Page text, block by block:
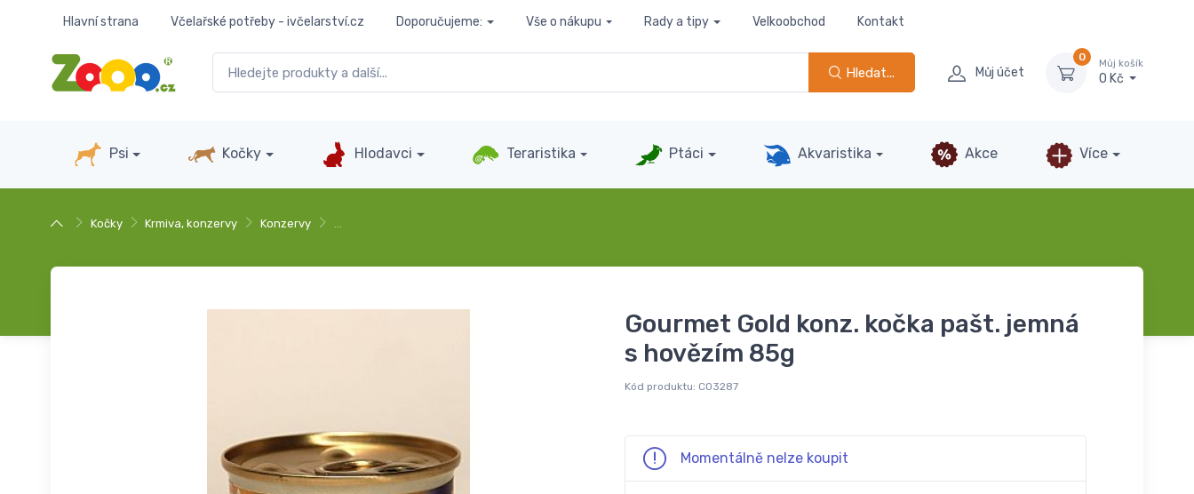
Hlavní strana Včelařské potřeby - ivčelarství.cz Doporučujeme: Vše o nákupu Rady a tipy Velkoobchod Kontakt
Hledat... Můj účet
0
Můj košík
0 Kč
Psi Kočky Hlodavci Teraristika Ptáci Akvaristika Akce Více
Kočky Krmiva, konzervy Konzervy …
Gourmet Gold konz. kočka pašt. jemná
s hovězím 85g
Kód produktu: C03287
Momentálně nelze koupit